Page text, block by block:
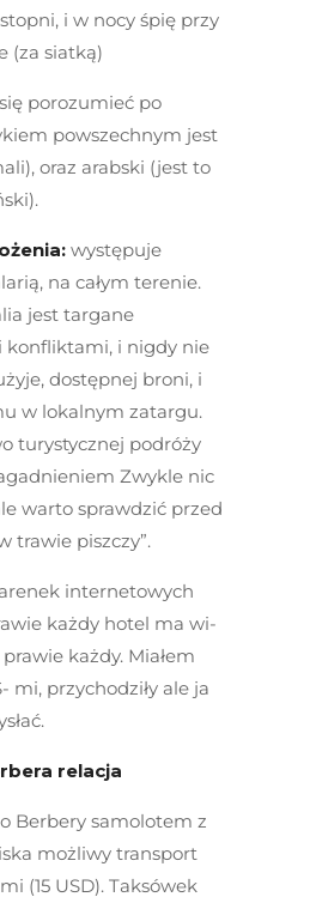
i w nocy śpię przy
(za siatką)
porozumieć po
powszechnym jest
oraz arabski (jest to
występuje
na całym terenie.
jest targane
i nigdy nie
dostępnej broni, i
w lokalnym zatargu.
turystycznej podróży
Zwykle nic
warto sprawdzić przed
trawie piszczy”.
internetowych
każdy hotel ma wi-
każdy. Miałem
mi, przychodziły ale ja
relacja
Berbery samolotem z
możliwy transport
(15 USD). Taksówek